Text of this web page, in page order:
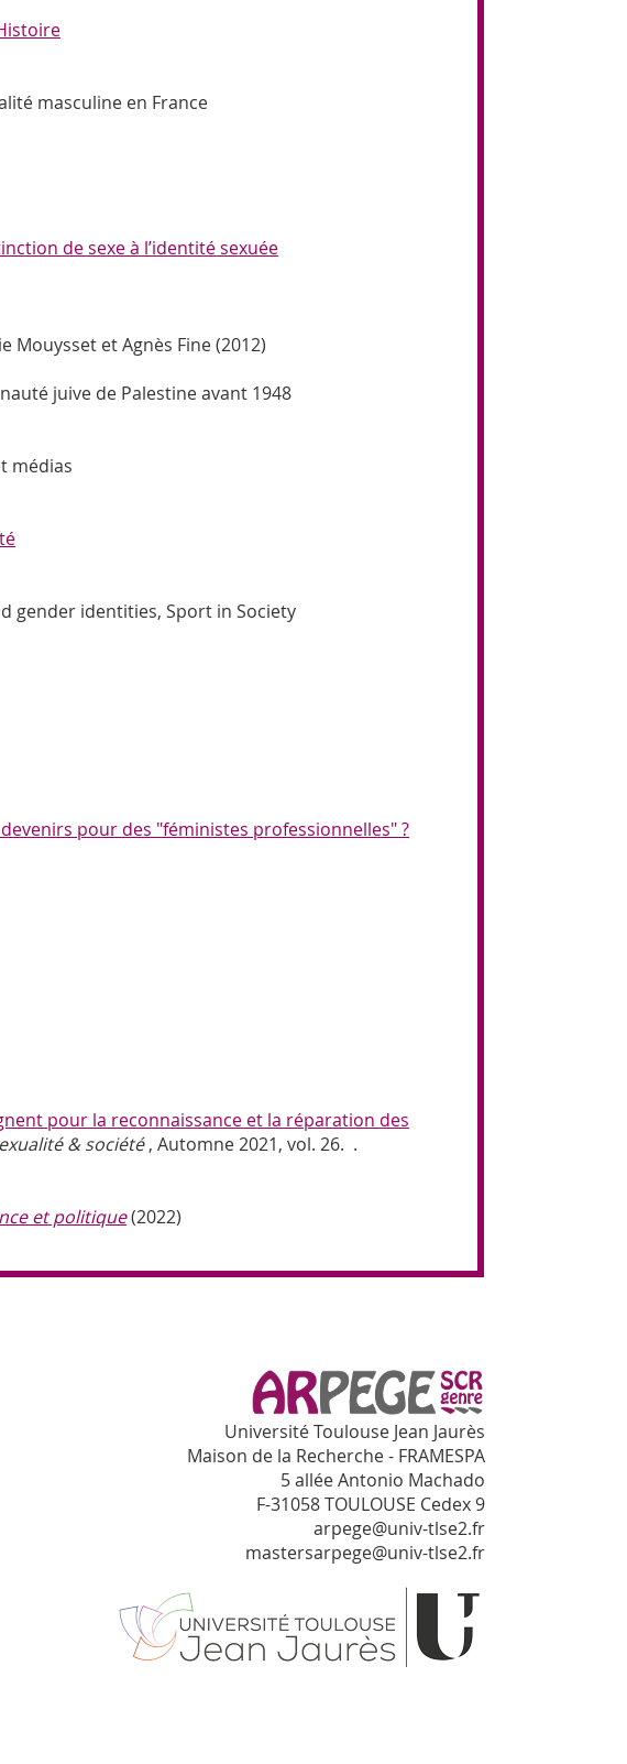
masculine en France
de sexe à l’identité sexuée
Mouysset et Agnès Fine (2012)
juive de Palestine avant 1948
médias
gender identities, Sport in Society
pour des "féministes professionnelles" ?
pour la reconnaissance et la réparation des
& société, Automne 2021, vol. 26. .
et politique(2022)
Université Toulouse Jean Jaurès
Maison de la Recherche - FRAMESPA
5 allée Antonio Machado
F-31058 TOULOUSE Cedex 9
arpege@univ-tlse2.fr
mastersarpege@univ-tlse2.fr